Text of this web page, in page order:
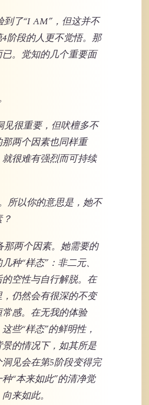
到了“I AM”，但这并不
阶段的人更不觉悟。那
。觉知的几个重要面
见很重要，但吠檀多不
两个因素也同样重
很难有强烈而可持续
所以你的意思是，她不
那两个因素。她需要的
种“样态”：非二元、
空性与自行解脱。在
仍然会有很深的不变
感。在无我的体验
些“样态”的鲜明性，
的情况下，如其所是
见会在第5阶段变得完
“本来如此”的清净觉
来如此。